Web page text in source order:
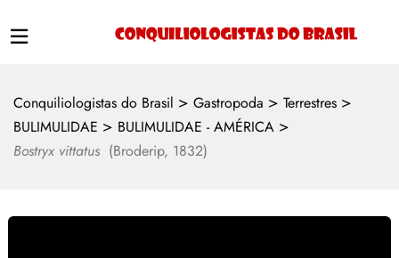
Conquiliologistas do Brasil > Gastropoda > Terrestres >
BULIMULIDAE > BULIMULIDAE - AMÉRICA >
Bostryx vittatus (Broderip, 1832)